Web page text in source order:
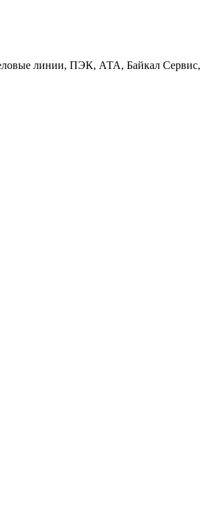
линии, ПЭК, АТА, Байкал Сервис,